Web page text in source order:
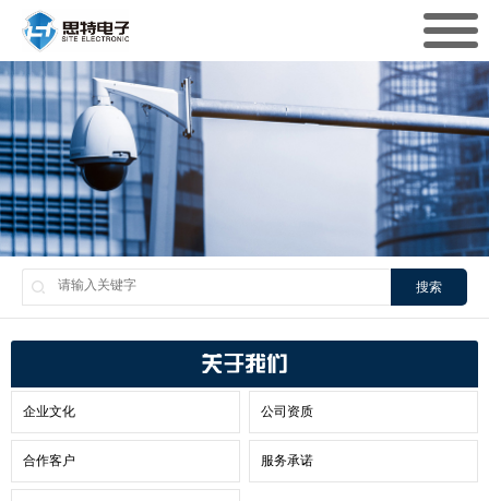
搜索
关于我们
企业文化 公司资质
合作客户 服务承诺